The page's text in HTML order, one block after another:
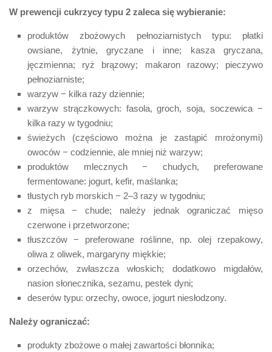
W prewencji cukrzycy typu 2 zaleca się wybieranie:
produktów zbożowych pełnoziarnistych typu: płatki
owsiane, żytnie, gryczane i inne; kasza gryczana,
jęczmienna; ryż brązowy; makaron razowy; pieczywo
pełnoziarniste;
warzyw − kilka razy dziennie;
warzyw strączkowych: fasola, groch, soja, soczewica −
kilka razy w tygodniu;
świeżych (częściowo można je zastąpić mrożonymi)
owoców − codziennie, ale mniej niż warzyw;
produktów mlecznych − chudych, preferowane
fermentowane: jogurt, kefir, maślanka;
tłustych ryb morskich − 2–3 razy w tygodniu;
z mięsa − chude; należy jednak ograniczać mięso
czerwone i przetworzone;
tłuszczów − preferowane roślinne, np. olej rzepakowy,
oliwa z oliwek, margaryny miękkie;
orzechów, zwłaszcza włoskich; dodatkowo migdałów,
nasion słonecznika, sezamu, pestek dyni;
deserów typu: orzechy, owoce, jogurt niesłodzony.
Należy ograniczać:
produkty zbożowe o małej zawartości błonnika;